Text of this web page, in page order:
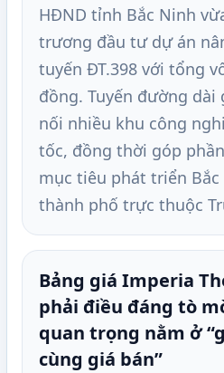
HĐND tỉnh Bắc Ninh
trương đầu tư dự án
tuyến ĐT.398 với tổng
đồng. Tuyến đường dài
nối nhiều khu công
tốc, đồng thời góp
mục tiêu phát triển
thành phố trực thuộc
Bảng giá Imperia
phải điều đáng tò
quan trọng nằm ở
cùng giá bán”